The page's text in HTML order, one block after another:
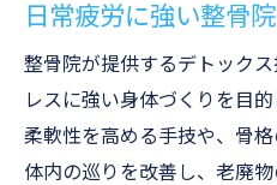
日常疲労に強い整骨
整骨院が提供するデトック
レスに強い身体づくりを目
柔軟性を高める手技や、骨格
体内の巡りを改善し、老廃